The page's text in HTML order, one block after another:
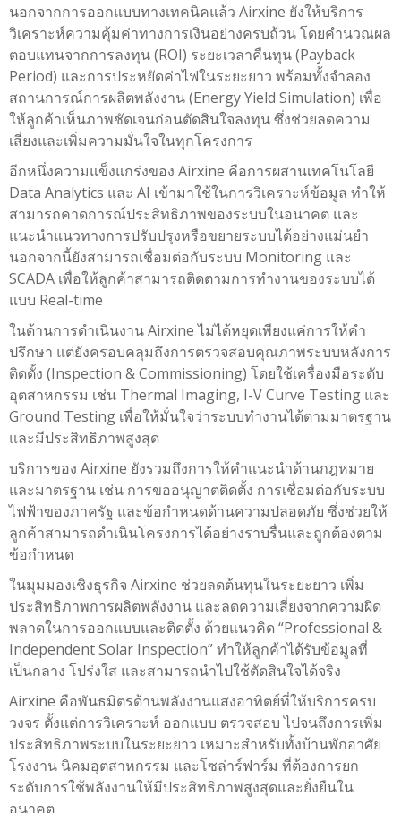
นอกจากการออกแบบทางเทคนิคแล้ว Airxine ยังให้บริการ
วิเคราะห์ความคุ้มค่าทางการเงินอย่างครบถ้วน โดยคำนวณผล
ตอบแทนจากการลงทุน (ROI) ระยะเวลาคืนทุน (Payback
Period) และการประหยัดค่าไฟในระยะยาว พร้อมทั้งจำลอง
สถานการณ์การผลิตพลังงาน (Energy Yield Simulation) เพื่อ
ให้ลูกค้าเห็นภาพชัดเจนก่อนตัดสินใจลงทุน ซึ่งช่วยลดความ
เสี่ยงและเพิ่มความมั่นใจในทุกโครงการ
อีกหนึ่งความแข็งแกร่งของ Airxine คือการผสานเทคโนโลยี
Data Analytics และ AI เข้ามาใช้ในการวิเคราะห์ข้อมูล ทำให้
สามารถคาดการณ์ประสิทธิภาพของระบบในอนาคต และ
แนะนำแนวทางการปรับปรุงหรือขยายระบบได้อย่างแม่นยำ
นอกจากนี้ยังสามารถเชื่อมต่อกับระบบ Monitoring และ
SCADA เพื่อให้ลูกค้าสามารถติดตามการทำงานของระบบได้
แบบ Real-time
ในด้านการดำเนินงานAirxineไม่ได้หยุดเพียงแค่การให้คำ
ปรึกษา แต่ยังครอบคลุมถึงการตรวจสอบคุณภาพระบบหลังการ
ติดตั้ง (Inspection & Commissioning) โดยใช้เครื่องมือระดับ
อุตสาหกรรม เช่น Thermal Imaging, I-V Curve Testing และ
Ground Testing เพื่อให้มั่นใจว่าระบบทำงานได้ตามมาตรฐาน
และมีประสิทธิภาพสูงสุด
บริการของ Airxine ยังรวมถึงการให้คำแนะนำด้านกฎหมาย
และมาตรฐาน เช่น การขออนุญาตติดตั้ง การเชื่อมต่อกับระบบ
ไฟฟ้าของภาครัฐ และข้อกำหนดด้านความปลอดภัย ซึ่งช่วยให้
ลูกค้าสามารถดำเนินโครงการได้อย่างราบรื่นและถูกต้องตาม
ข้อกำหนด
ในมุมมองเชิงธุรกิจ Airxine ช่วยลดต้นทุนในระยะยาว เพิ่ม
ประสิทธิภาพการผลิตพลังงาน และลดความเสี่ยงจากความผิด
พลาดในการออกแบบและติดตั้ง ด้วยแนวคิด “Professional &
Independent Solar Inspection” ทำให้ลูกค้าได้รับข้อมูลที่
เป็นกลาง โปร่งใส และสามารถนำไปใช้ตัดสินใจได้จริง
Airxine คือพันธมิตรด้านพลังงานแสงอาทิตย์ที่ให้บริการครบ
วงจร ตั้งแต่การวิเคราะห์ ออกแบบ ตรวจสอบ ไปจนถึงการเพิ่ม
ประสิทธิภาพระบบในระยะยาว เหมาะสำหรับทั้งบ้านพักอาศัย
โรงงาน นิคมอุตสาหกรรม และโซล่าร์ฟาร์ม ที่ต้องการยก
ระดับการใช้พลังงานให้มีประสิทธิภาพสูงสุดและยั่งยืนใน
อนาคต